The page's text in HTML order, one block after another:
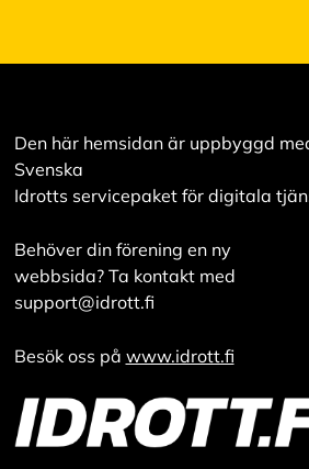
Den här hemsidan är uppbyggd
Svenska
Idrotts servicepaket för digitala
Behöver din förening en ny
webbsida? Ta kontakt med
support@idrott.fi
Besök oss på www.idrott.fi